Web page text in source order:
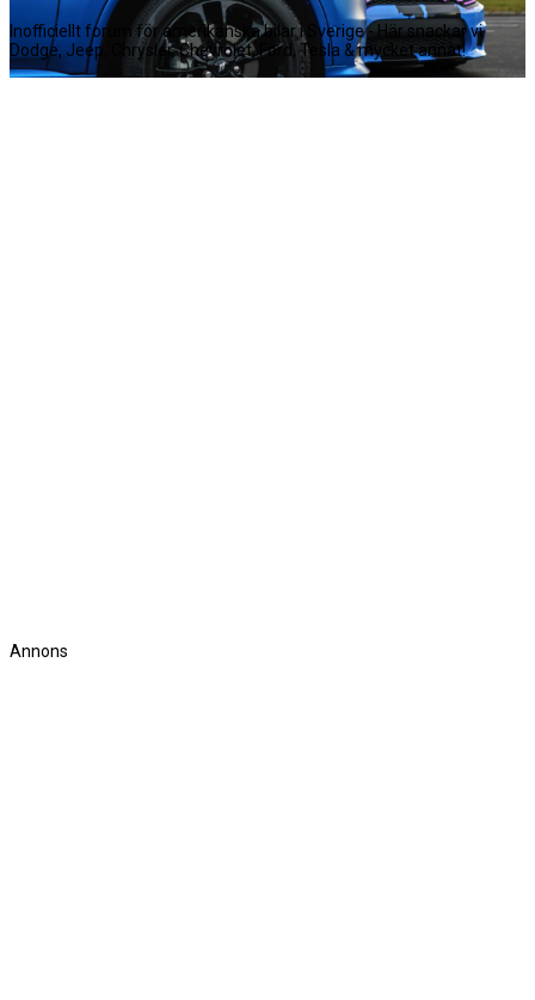
Inofficiellt forum för amerikanska bilar i Sverige - Här snackar vi
Dodge, Jeep, Chrysler, Chevrolet, Ford, Tesla & mycket annat!
Annons